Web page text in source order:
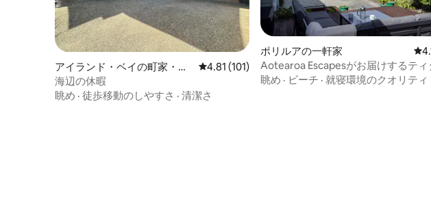
アイランド・ベイの町家・長
屋
レビュー101件、5つ星中4.81つ星の平均評価
4.81 (101)
海辺の休暇
眺め · 徒歩移動のしやすさ · 清潔さ
ポリルアの一軒家 レ
Aotearoa Escapesがお届けするティ
湾の夕暮れどきの海岸
眺め · ビーチ · 就寝環境のクオリティ